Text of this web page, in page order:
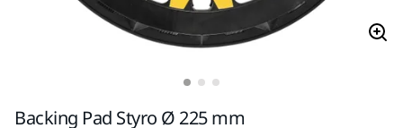
Backing Pad Styro Ø 225 mm